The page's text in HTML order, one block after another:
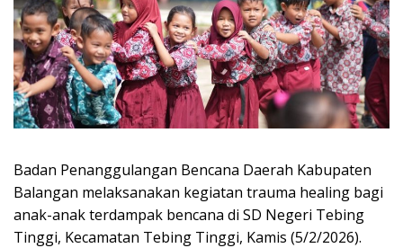
Badan Penanggulangan Bencana Daerah Kabupaten
Balangan melaksanakan kegiatan trauma healing bagi
anak-anak terdampak bencana di SD Negeri Tebing
Tinggi, Kecamatan Tebing Tinggi, Kamis (5/2/2026).